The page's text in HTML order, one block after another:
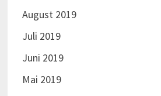
August 2019
Juli 2019
Juni 2019
Mai 2019